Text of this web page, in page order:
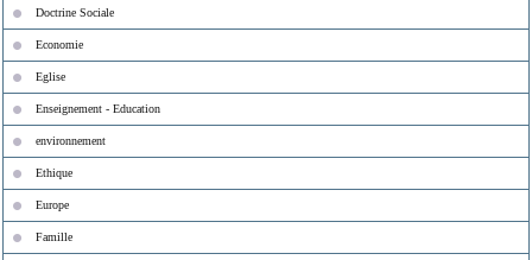
Doctrine Sociale
Economie
Eglise
Enseignement - Education
environnement
Ethique
Europe
Famille